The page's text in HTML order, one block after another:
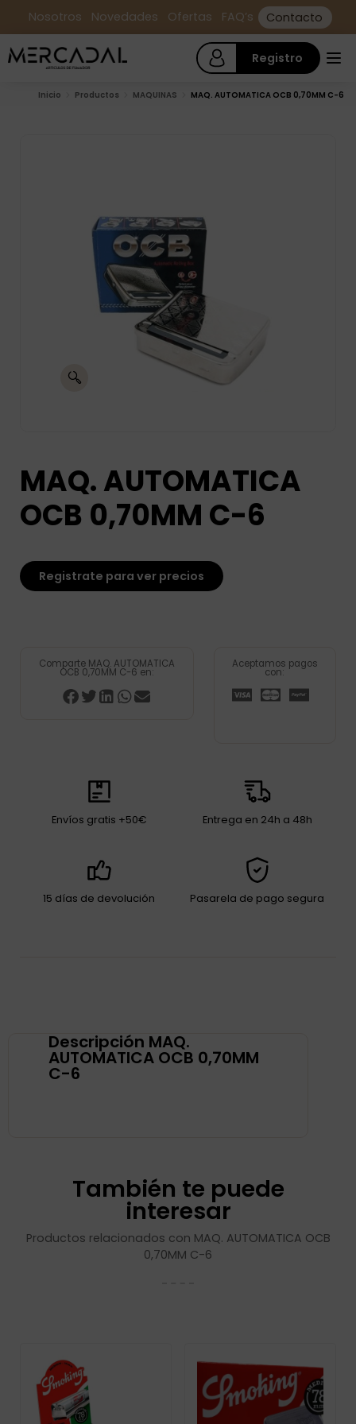
Nosotros Novedades Ofertas FAQ’s Contacto
Registro
Inicio Productos MAQUINAS MAQ. AUTOMATICA OCB 0,70MM C-6
MAQ. AUTOMATICA
OCB 0,70MM C-6
Registrate para ver precios
Comparte MAQ. AUTOMATICA
OCB 0,70MM C-6 en:
Aceptamos pagos
con:
Envíos gratis +50€ Entrega en 24h a 48h
15 días de devolución Pasarela de pago segura
Descripción MAQ.
AUTOMATICA OCB 0,70MM
C-6
También te puede
interesar
Productos relacionados con MAQ. AUTOMATICA OCB
0,70MM C-6